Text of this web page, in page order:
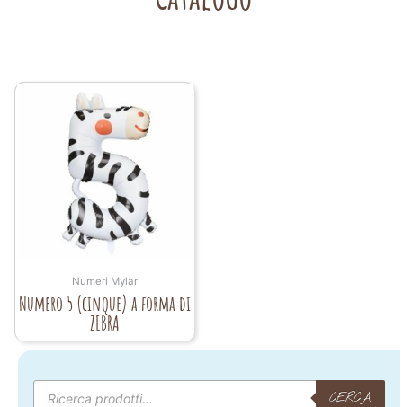
Numeri Mylar
Numero 5 (cinque) a forma di
ZEBRA
Products
search
CERCA